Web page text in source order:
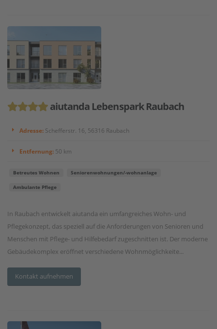
aiutanda Lebenspark Raubach
Adresse: Schefferstr. 16, 56316 Raubach
Entfernung: 50 km
Betreutes Wohnen Seniorenwohnungen/-wohnanlage
Ambulante Pflege
In Raubach entwickelt aiutanda ein umfangreiches Wohn- und
Pflegekonzept, das speziell auf die Anforderungen von Senioren und
Menschen mit Pflege- und Hilfebedarf zugeschnitten ist. Der moderne
Gebäudekomplex eröffnet verschiedene Wohnmöglichkeite...
Kontakt aufnehmen